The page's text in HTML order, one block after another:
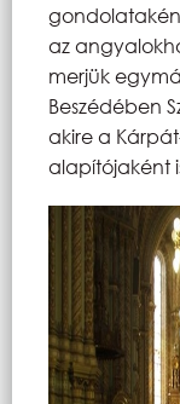
az
merjük
Beszédében
akire a
alapítójaként